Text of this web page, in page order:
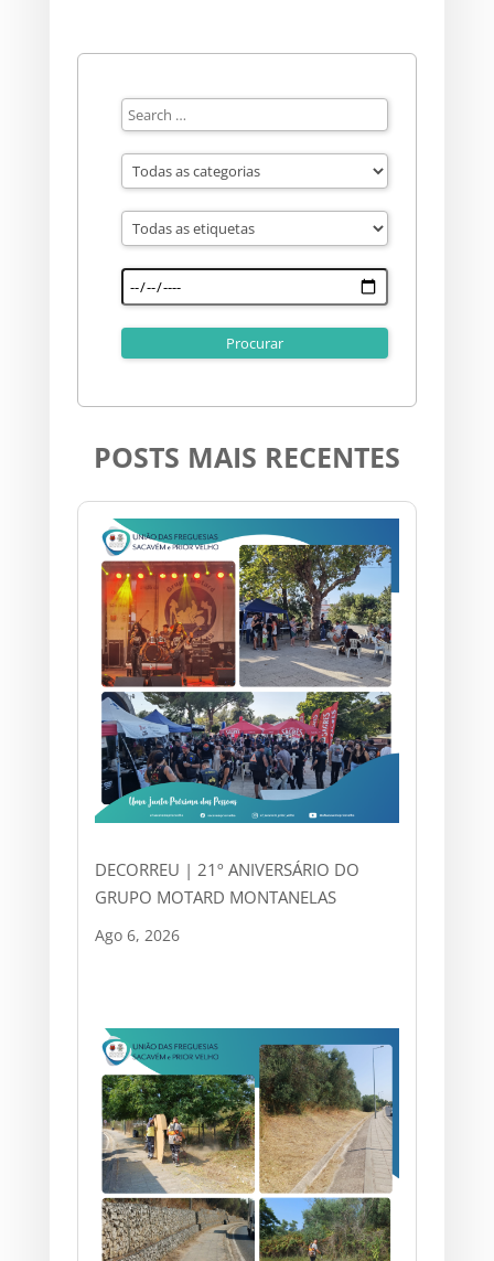
POSTS MAIS RECENTES
DECORREU | 21º ANIVERSÁRIO DO
GRUPO MOTARD MONTANELAS
Ago 6, 2026